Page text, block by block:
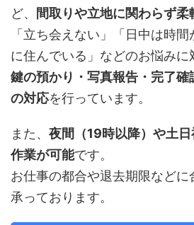
ど、
間取りや立地に関わらず柔
「立ち会えない」「日中は時
に住んでいる」などのお悩みに
鍵の預かり・写真報告・完了
の対応を行っています。
また、 夜間（19時以降）や土日
作業が可能です。
お仕事の都合や退去期限などに
承っております。